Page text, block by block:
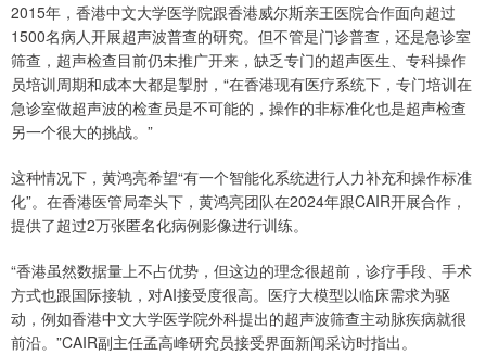
2015年，香港中文大学医学院跟香港威尔斯亲王医院合作面向超过
1500名病人开展超声波普查的研究。但不管是门诊普查，还是急诊室
筛查，超声检查目前仍未推广开来，缺乏专门的超声医生、专科操作
员培训周期和成本大都是掣肘，“在香港现有医疗系统下，专门培训在
急诊室做超声波的检查员是不可能的，操作的非标准化也是超声检查
另一个很大的挑战。”
这种情况下，黄鸿亮希望“有一个智能化系统进行人力补充和操作标准
化”。在香港医管局牵头下，黄鸿亮团队在2024年跟CAIR开展合作，
提供了超过2万张匿名化病例影像进行训练。
“香港虽然数据量上不占优势，但这边的理念很超前，诊疗手段、手术
方式也跟国际接轨，对AI接受度很高。医疗大模型以临床需求为驱
动，例如香港中文大学医学院外科提出的超声波筛查主动脉疾病就很
前沿。”CAIR副主任孟高峰研究员接受界面新闻采访时指出。